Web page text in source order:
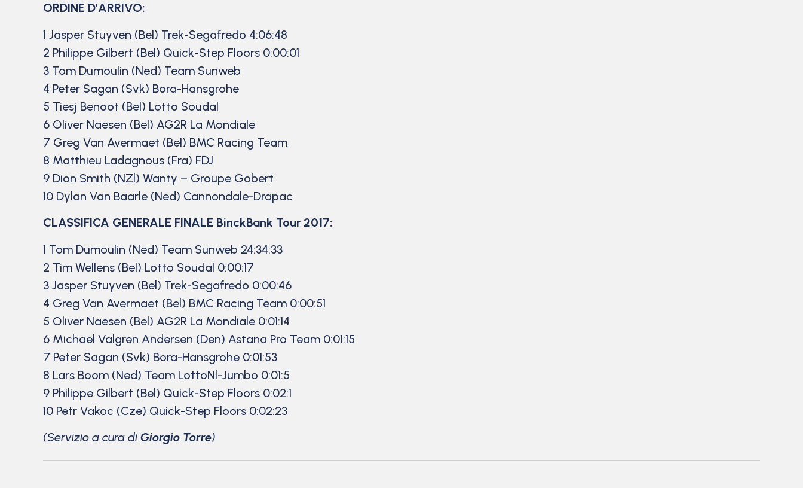
ORDINE D’ARRIVO:
1 Jasper Stuyven (Bel) Trek-Segafredo 4:06:48
2 Philippe Gilbert (Bel) Quick-Step Floors 0:00:01
3 Tom Dumoulin (Ned) Team Sunweb
4 Peter Sagan (Svk) Bora-Hansgrohe
5 Tiesj Benoot (Bel) Lotto Soudal
6 Oliver Naesen (Bel) AG2R La Mondiale
7 Greg Van Avermaet (Bel) BMC Racing Team
8 Matthieu Ladagnous (Fra) FDJ
9 Dion Smith (NZl) Wanty – Groupe Gobert
10 Dylan Van Baarle (Ned) Cannondale-Drapac
CLASSIFICA GENERALE FINALE BinckBank Tour 2017:
1 Tom Dumoulin (Ned) Team Sunweb 24:34:33
2 Tim Wellens (Bel) Lotto Soudal 0:00:17
3 Jasper Stuyven (Bel) Trek-Segafredo 0:00:46
4 Greg Van Avermaet (Bel) BMC Racing Team 0:00:51
5 Oliver Naesen (Bel) AG2R La Mondiale 0:01:14
6 Michael Valgren Andersen (Den) Astana Pro Team 0:01:15
7 Peter Sagan (Svk) Bora-Hansgrohe 0:01:53
8 Lars Boom (Ned) Team LottoNl-Jumbo 0:01:5
9 Philippe Gilbert (Bel) Quick-Step Floors 0:02:1
10 Petr Vakoc (Cze) Quick-Step Floors 0:02:23
(Servizio a cura di Giorgio Torre)